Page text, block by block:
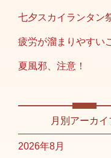
七夕スカイランタン
夏風邪、注意！
月別アーカイ
2026年8月